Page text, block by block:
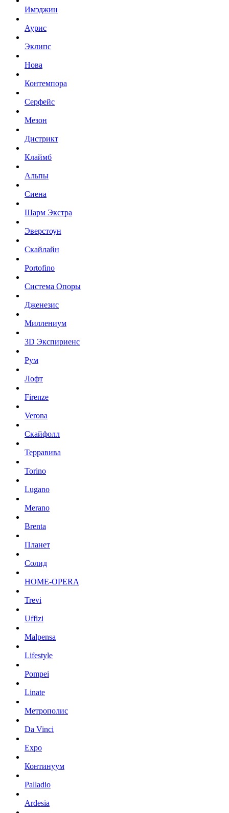
Имэджин
Аурис
Эклипс
Нова
Контемпора
Серфейс
Мезон
Дистрикт
Клаймб
Альпы
Сиена
Шарм Экстра
Эверстоун
Скайлайн
Portofino
Система Опоры
Дженезис
Миллениум
3D Экспириенс
Рум
Лофт
Firenze
Verona
Скайфолл
Терравива
Torino
Lugano
Merano
Brenta
Планет
Солид
HOME-OPERA
Trevi
Uffizi
Malpensa
Lifestyle
Pompei
Linate
Метрополис
Da Vinci
Expo
Континуум
Palladio
Ardesia